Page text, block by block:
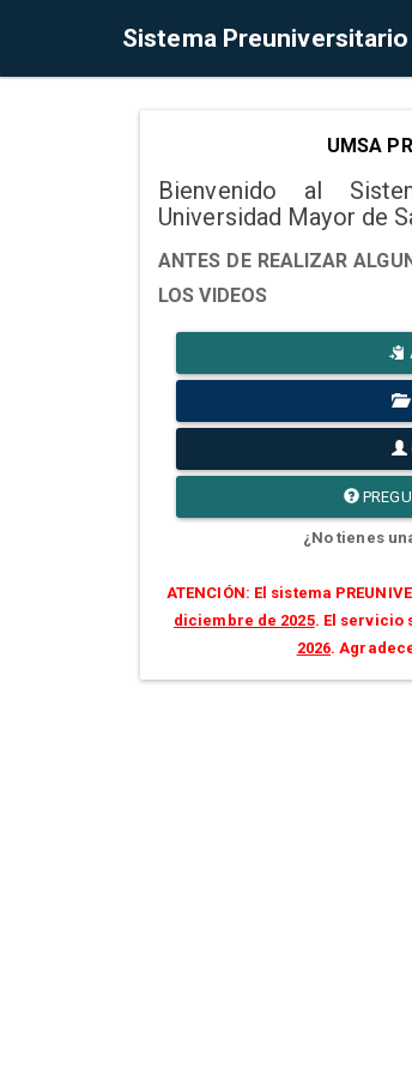
Sistema Preuniversitario
UMSA
Bienvenido al
Universidad Mayor de
ANTES DE REALIZAR
LOS VIDEOS
¿No tienes
ATENCIÓN: El sistema
diciembre de 2025. El servicio
2026.